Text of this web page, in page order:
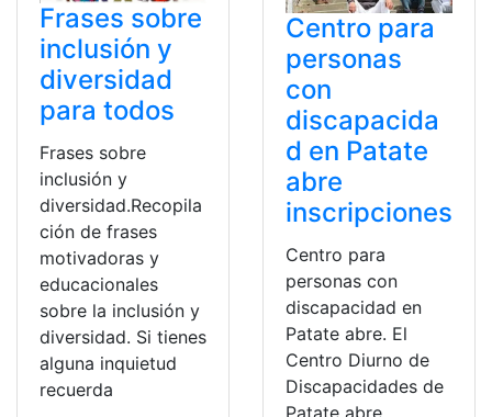
Frases sobre
inclusión y
diversidad
para todos
Frases sobre
inclusión y
diversidad.Recopila
ción de frases
motivadoras y
educacionales
sobre la inclusión y
diversidad. Si tienes
alguna inquietud
recuerda
Centro para
personas
con
discapacida
d en Patate
abre
inscripciones
Centro para
personas con
discapacidad en
Patate abre. El
Centro Diurno de
Discapacidades de